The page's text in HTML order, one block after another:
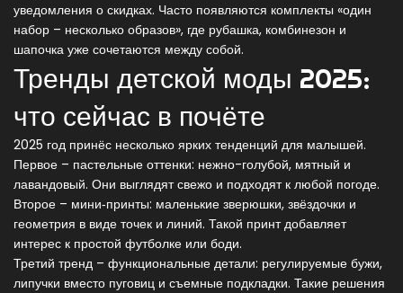
уведомления о скидках. Часто появляются комплекты «один
набор – несколько образов», где рубашка, комбинезон и
шапочка уже сочетаются между собой.
Тренды детской моды 2025:
что сейчас в почёте
2025 год принёс несколько ярких тенденций для малышей.
Первое – пастельные оттенки: нежно-голубой, мятный и
лавандовый. Они выглядят свежо и подходят к любой погоде.
Второе – мини‑принты: маленькие зверюшки, звёздочки и
геометрия в виде точек и линий. Такой принт добавляет
интерес к простой футболке или боди.
Третий тренд – функциональные детали: регулируемые бужи,
липучки вместо пуговиц и съемные подкладки. Такие решения